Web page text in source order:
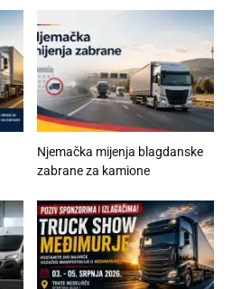
Njemačka mijenja blagdanske
zabrane za kamione